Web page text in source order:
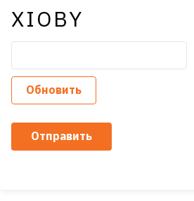
XIOBY
Обновить
Отправить